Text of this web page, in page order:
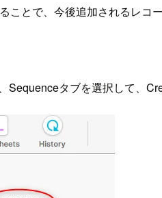
ことで、今後追加されるレコ
タブを選択して、